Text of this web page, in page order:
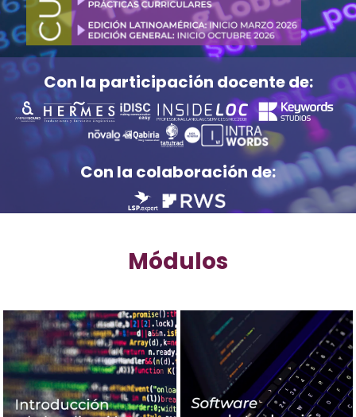
Con la participación docente de:
Con la colaboración de:
Módulos